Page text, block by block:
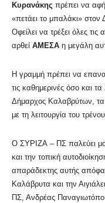
Κυρανάκης πρέπει να
«πετάει το μπαλάκι»
Οφείλει να τρέξει όλες τις
αρθεί ΑΜΕΣΑ η μεγάλη
Η γραμμή πρέπει να
τις καθημερινές όσο και
Δήμαρχος Καλαβρύτων, τα
με τη λειτουργία του
Ο ΣΥΡΙΖΑ – ΠΣ παλεύει
και την τοπική
απαράδεκτης αυτής
Καλάβρυτα και την
ΠΣ, Ανδρέας